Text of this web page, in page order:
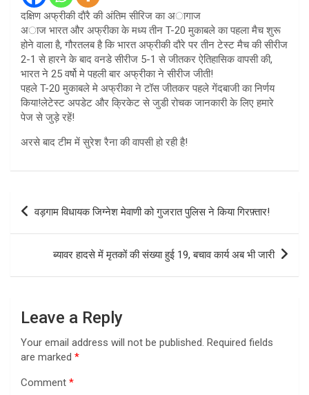
दक्षिण अफ्रीकी दाैरै की अंतिम सीरिज का अागाज
अाज भारत और अफ्रीका के मध्य तीन T-20 मुकाबले का पहला मैच शुरू
होने वाला है, गौरतलब है कि भारत अफ्रीकी दौरे पर तीन टेस्ट मैच की सीरीज
2-1 से हारने के बाद वनडे सीरीज 5-1 से जीतकर ऐतिहासिक वापसी की,
भारत ने 25 वर्षो मे पहली बार अफ्रीका ने सीरीज जीती!
पहले T-20 मुकाबले मे अफ्रीका ने टॉस जीतकर पहले गेंदबाजी का निर्णय
किया!लेटेस्ट अपडेट और क्रिकेट से जुडी रोचक जानकारी के लिए हमारे
पेज से जुड़े रहें!
अरसे बाद टीम में सुरेश रैना की वापसी हो रही है!
Post
navigation
वड़गाम विधायक जिग्नेश मेवाणी को गुजरात पुलिस ने किया गिरफ़्तार!
ब्यावर हादसे में मृतकों की संख्या हुई 19, बचाव कार्य अब भी जारी
Leave a Reply
Your email address will not be published. Required fields
are marked *
Comment *